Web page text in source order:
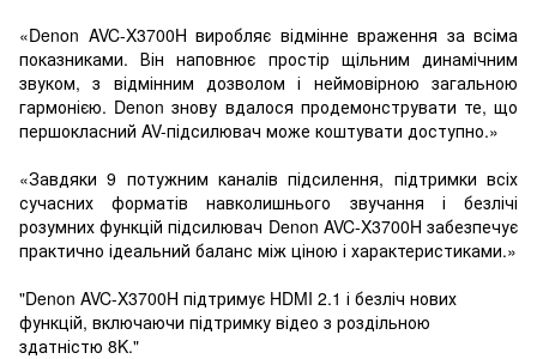
«Denon AVC-X3700H виробляє відмінне враження за всіма
показниками. Він наповнює простір щільним динамічним
звуком, з відмінним дозволом і неймовірною загальною
гармонією. Denon знову вдалося продемонструвати те, що
першокласний AV-підсилювач може коштувати доступно.»
«Завдяки 9 потужним каналів підсилення, підтримки всіх
сучасних форматів навколишнього звучання і безлічі
розумних функцій підсилювач Denon AVC-X3700H забезпечує
практично ідеальний баланс між ціною і характеристиками.»
"Denon AVC-X3700H підтримує HDMI 2.1 і безліч нових
функцій, включаючи підтримку відео з роздільною
здатністю 8K."